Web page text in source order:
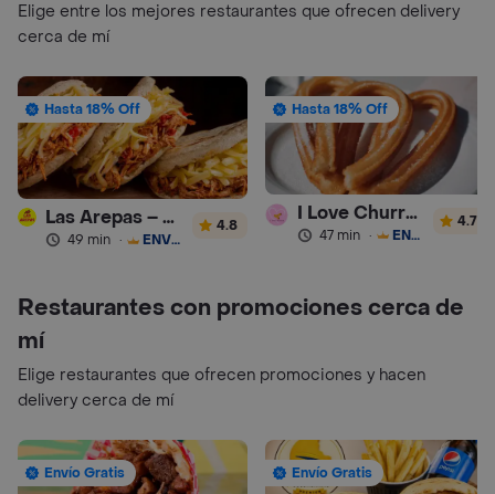
Elige entre los mejores restaurantes que ofrecen delivery
cerca de mí
Hasta 18% Off
Las Arepas – Arepas Rellenas
49 min · ENVÍO GRATIS
4.8
Hasta 18% Off
I Love Churros 95
47 min · ENVÍO GRATIS
4.7
Restaurantes con promociones cerca de
mí
Elige restaurantes que ofrecen promociones y hacen
delivery cerca de mí
Envío Gratis Envío Gratis